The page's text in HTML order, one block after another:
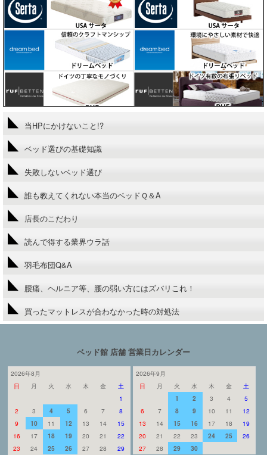
当HPにかけないこと!?
ベッド選びの基礎知識
失敗しないベッド選び
誰も教えてくれない本当のベッドＱ＆A
店長のこだわり
読んで得する業界ウラ話
羽毛布団Q&A
腰痛、ヘルニア等、腰の弱い方にはズバリこれ！
買ったマットレスが合わなかった時の対処法
ベッド館 店舗 営業日カレンダー
2026年8月
日
月 火 水 木 金
土
1
2
3 4 5 6 7
8
9
10 11 12 13 14
15
16
17 18 19 20 21
22
23
24 25 26 27 28
29
2026年9月
日
月 火 水 木 金
土
1
2 3 4
5
6
7 8 9 10 11
12
13
14 15 16 17 18
19
20
21 22 23 24 25
26
27
28 29 30